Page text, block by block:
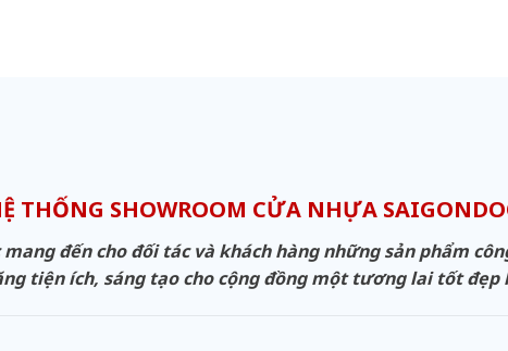
THỐNG SHOWROOM CỬA NHỰA
mang đến cho đối tác và khách hàng những sản phẩm
tiện ích, sáng tạo cho cộng đồng một tương lai tốt đẹp